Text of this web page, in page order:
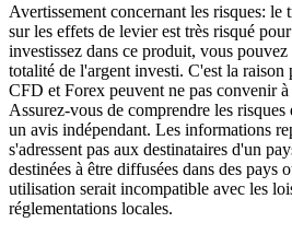
Avertissement concernant les risques:
sur les effets de levier est très risqué
investissez dans ce produit, vous
totalité de l'argent investi. C'est la raison
CFD et Forex peuvent ne pas convenir à
Assurez-vous de comprendre les risques
un avis indépendant. Les informations
s'adressent pas aux destinataires d'un
destinées à être diffusées dans des pays
utilisation serait incompatible avec les
réglementations locales.